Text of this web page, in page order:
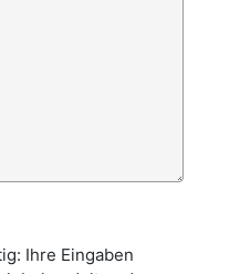
Ihre Eingaben